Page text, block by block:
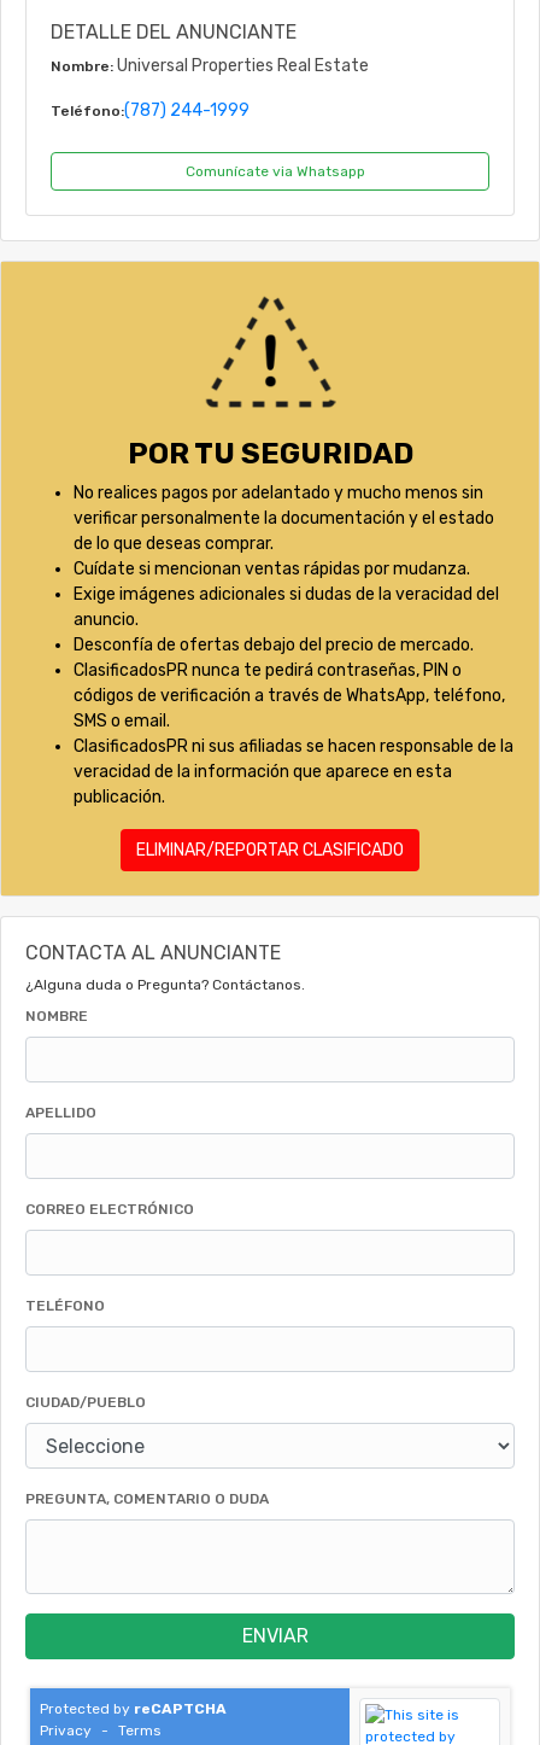
DETALLE DEL ANUNCIANTE
Nombre: Universal Properties Real Estate
Teléfono:(787) 244-1999
Comunícate via Whatsapp
POR TU SEGURIDAD
No realices pagos por adelantado y mucho menos sin
verificar personalmente la documentación y el estado
de lo que deseas comprar.
Cuídate si mencionan ventas rápidas por mudanza.
Exige imágenes adicionales si dudas de la veracidad del
anuncio.
Desconfía de ofertas debajo del precio de mercado.
ClasificadosPR nunca te pedirá contraseñas, PIN o
códigos de verificación a través de WhatsApp, teléfono,
SMS o email.
ClasificadosPR ni sus afiliadas se hacen responsable de la
veracidad de la información que aparece en esta
publicación.
ELIMINAR/REPORTAR CLASIFICADO
CONTACTA AL ANUNCIANTE
¿Alguna duda o Pregunta? Contáctanos.
NOMBRE
APELLIDO
CORREO ELECTRÓNICO
TELÉFONO
CIUDAD/PUEBLO
PREGUNTA, COMENTARIO O DUDA
ENVIAR
Protected by reCAPTCHA
Privacy
- Terms